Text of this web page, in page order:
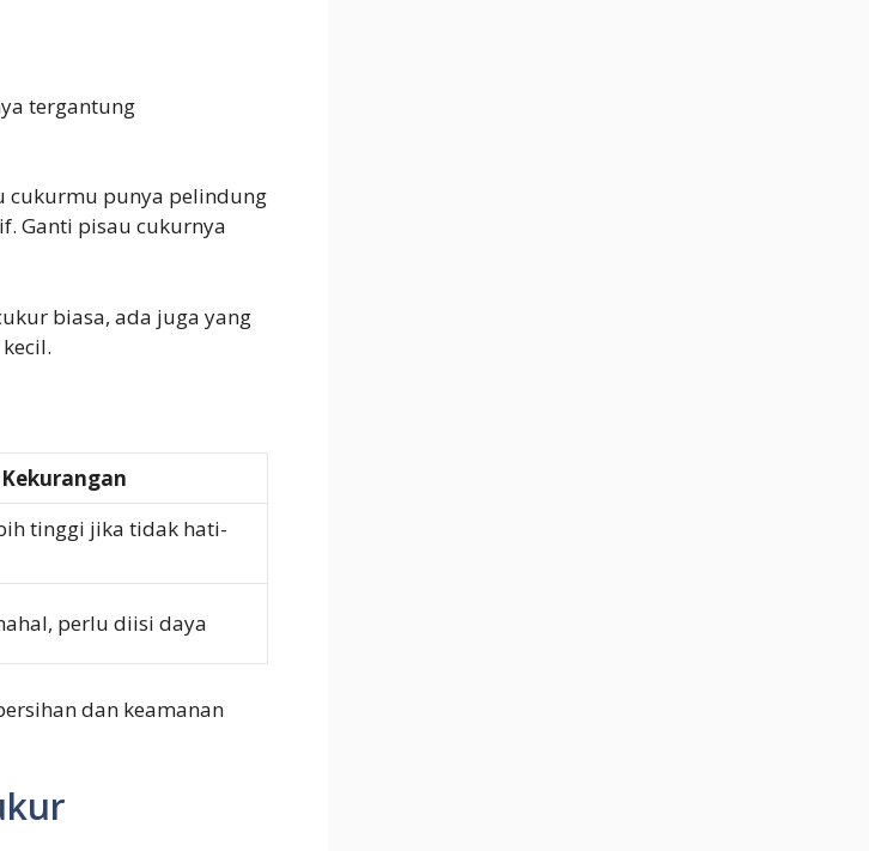
tergantung
cukurmu punya pelindung
Ganti pisau cukurnya
biasa, ada juga yang
Kekurangan
tinggi jika tidak hati-
perlu diisi daya
dan keamanan